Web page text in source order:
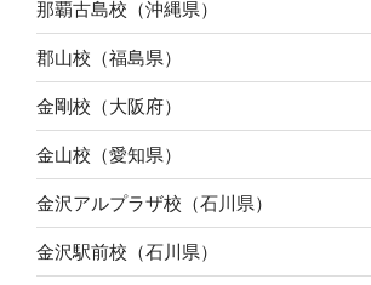
那覇古島校（沖縄県）
郡山校（福島県）
金剛校（大阪府）
金山校（愛知県）
金沢アルプラザ校（石川県）
金沢駅前校（石川県）